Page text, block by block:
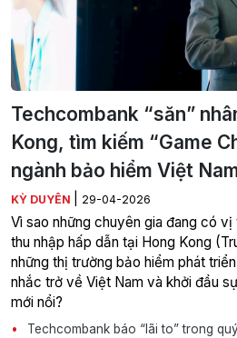
Techcombank “săn”
Kong, tìm kiếm “Game
ngành bảo hiểm Việt
KỲ DUYÊN 29-04-2026
Vì sao những chuyên gia đang có
thu nhập hấp dẫn tại Hong Kong
những thị trường bảo hiểm phát
nhắc trở về Việt Nam và khởi đầu
mới nổi?
Techcombank báo “lãi to” trong